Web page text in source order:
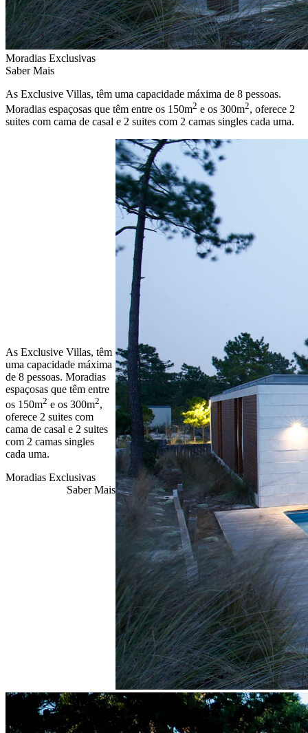
Moradias Exclusivas
Saber Mais
As Exclusive Villas, têm uma capacidade máxima de 8 pessoas.
Moradias espaçosas que têm entre os 150m2 e os 300m2, oferece 2
suites com cama de casal e 2 suites com 2 camas singles cada uma.
As Exclusive Villas, têm
uma capacidade máxima
de 8 pessoas. Moradias
espaçosas que têm entre
os 150m2 e os 300m2,
oferece 2 suites com
cama de casal e 2 suites
com 2 camas singles
cada uma.
Moradias Exclusivas
Saber Mais